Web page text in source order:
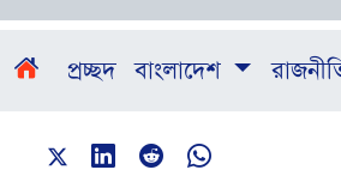
প্রচ্ছদ বাংলাদেশ